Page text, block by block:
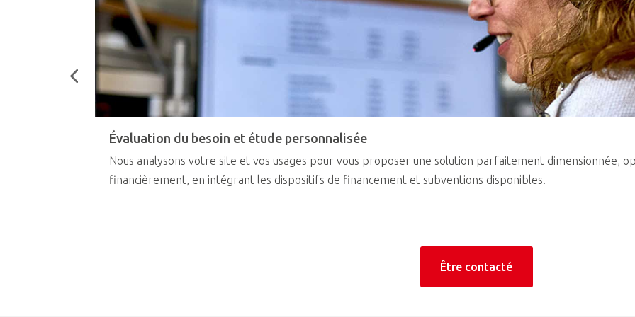
Évaluation du besoin et étude personnalisée
Nous analysons votre site et vos usages pour vous proposer une solution parfaitement dimensionnée,
financièrement, en intégrant les dispositifs de financement et subventions disponibles.
Être contacté